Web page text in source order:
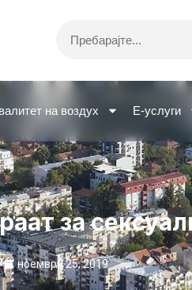
на воздух Е-услуги
за
ноември 25, 2019